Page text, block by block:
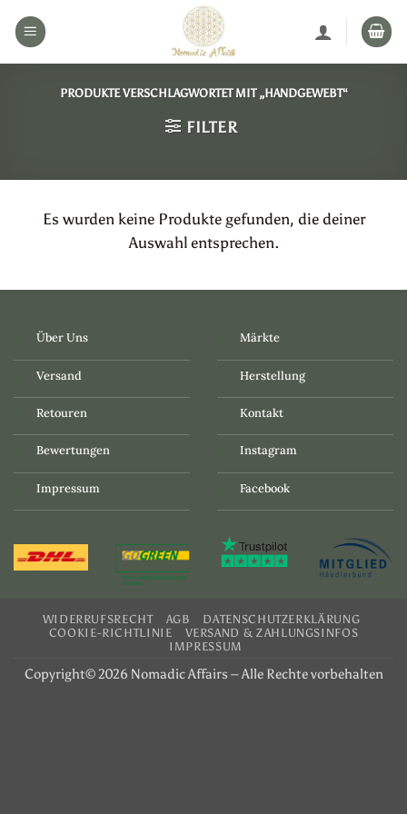
Inhalt
PRODUKTE VERSCHLAGWORTET MIT „HANDGEWEBT“
FILTER
Es wurden keine Produkte gefunden, die deiner
Auswahl entsprechen.
Über Uns
Versand
Retouren
Bewertungen
Impressum
Märkte
Herstellung
Kontakt
Instagram
Facebook
WIDERRUFSRECHT AGB
DATENSCHUTZERKLÄRUNG
COOKIE-RICHTLINIE
VERSAND & ZAHLUNGSINFOS
IMPRESSUM
Copyright© 2026 Nomadic Affairs – Alle Rechte vorbehalten